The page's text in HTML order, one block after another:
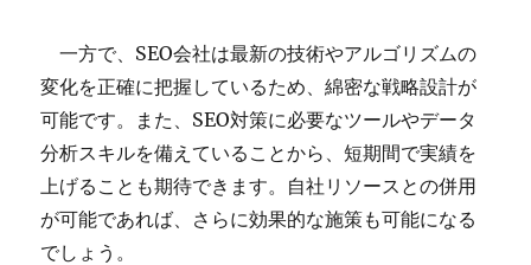
一方で、SEO会社は最新の技術やアルゴリズムの
変化を正確に把握しているため、綿密な戦略設計が
可能です。また、SEO対策に必要なツールやデータ
分析スキルを備えていることから、短期間で実績を
上げることも期待できます。自社リソースとの併用
が可能であれば、さらに効果的な施策も可能になる
でしょう。